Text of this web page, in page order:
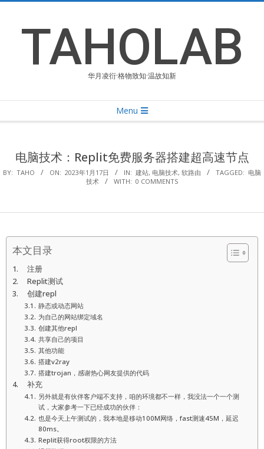
contentTAHOLAB
华月凌衍·格物致知·温故知新
Navigation
Menu
电脑技术：Replit免费服务器搭建超高速节点
BY: TAHO ON: 2023年1月17日 IN: 建站, 电脑技术, 软路由 TAGGED: 电脑
技术
WITH: 0 COMMENTS
本文目录
注册
Replit测试
创建repl
静态或动态网站
为自己的网站绑定域名
创建其他repl
共享自己的项目
其他功能
搭建v2ray
搭建trojan，感谢热心网友提供的代码
补充
另外就是有伙伴客户端不支持，咱的环境都不一样，我没法一个一个测
试，大家参考一下已经成功的伙伴：
也是今天上午测试的，我本地是移动100M网络，fast测速45M，延迟
80ms。
Replit获得root权限的方法